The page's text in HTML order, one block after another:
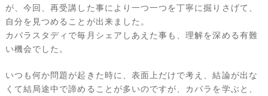
が、今回、再受講した事により一つ一つを丁寧に掘りさげて、
自分を見つめることが出来ました。
カバラスタディで毎月シェアしあえた事も、理解を深める有難
い機会でした。
いつも何か問題が起きた時に、表面上だけで考え、結論が出な
くて結局途中で諦めることが多いのですが、カバラを学ぶと、